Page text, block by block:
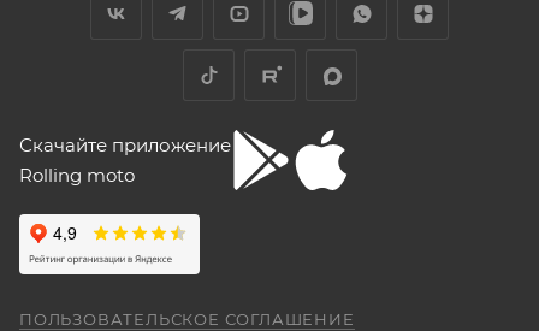
Скачайте приложение
Rolling moto
ПОЛЬЗОВАТЕЛЬСКОЕ СОГЛАШЕНИЕ